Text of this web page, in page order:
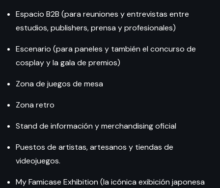
Espacio B2B (para reuniones y entrevistas entre
estudios, publishers, prensa y profesionales)
Escenario (para paneles y también el concurso de
cosplay y la gala de premios)
Zona de juegos de mesa
Zona retro
Stand de información y merchandising oficial
Puestos de artistas, artesanos y tiendas de
videojuegos.
My Famicase Exhibition (la icónica exibición japonesa